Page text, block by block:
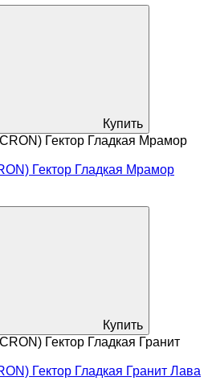
Купить
Гектор Гладкая Мрамор
Купить
Гектор Гладкая Гранит Лава